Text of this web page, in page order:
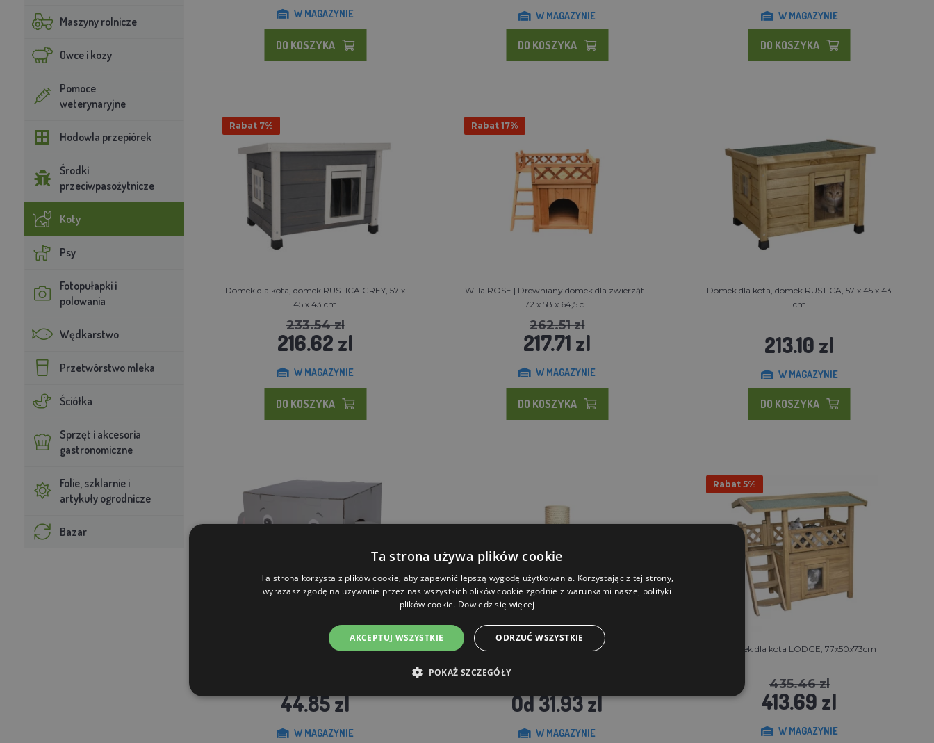
Maszyny rolnicze
Owce i kozy
Pomoce
weterynaryjne
Hodowla przepiórek
Środki
przeciwpasożytnicze
Koty
Psy
Fotopułapki i
polowania
Wędkarstwo
Przetwórstwo mleka
Ściółka
Sprzęt i akcesoria
gastronomiczne
Folie, szklarnie i
artykuły ogrodnicze
Bazar
W MAGAZYNIE
DO KOSZYKA
W MAGAZYNIE
DO KOSZYKA
W MAGAZYNIE
DO KOSZYKA
Rabat 7%
Domek dla kota, domek RUSTICA GREY, 57 x
45 x 43 cm
233.54 zl
216.62 zl
W MAGAZYNIE
DO KOSZYKA
Rabat 17%
Willa ROSE | Drewniany domek dla zwierząt -
72 x 58 x 64,5 c...
262.51 zl
217.71 zl
W MAGAZYNIE
DO KOSZYKA
Domek dla kota, domek RUSTICA, 57 x 45 x 43
cm
213.10 zl
W MAGAZYNIE
DO KOSZYKA
Drapak dla kota Elefant z tektury falistej
44.85 zl
W MAGAZYNIE
Część zamienna do drapaka dla kota
Od 31.93 zl
W MAGAZYNIE
Rabat 5%
Domek dla kota LODGE, 77x50x73cm
435.46 zl
413.69 zl
W MAGAZYNIE
Ta strona używa plików cookie
Ta strona korzysta z plików cookie, aby zapewnić lepszą wygodę użytkowania. Korzystając z tej strony,
wyrażasz zgodę na używanie przez nas wszystkich plików cookie zgodnie z warunkami naszej polityki
plików cookie. Dowiedz się więcej
AKCEPTUJ WSZYSTKIE ODRZUĆ WSZYSTKIE
POKAŻ SZCZEGÓŁY